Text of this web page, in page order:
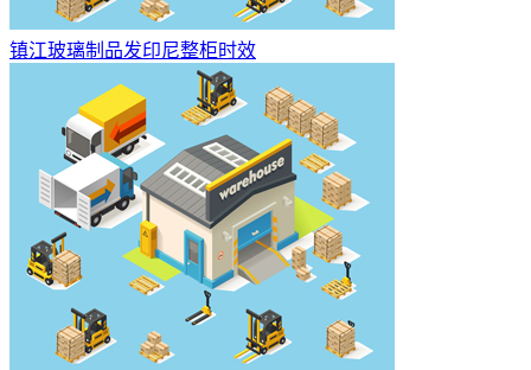
镇江玻璃制品发印尼整柜时效